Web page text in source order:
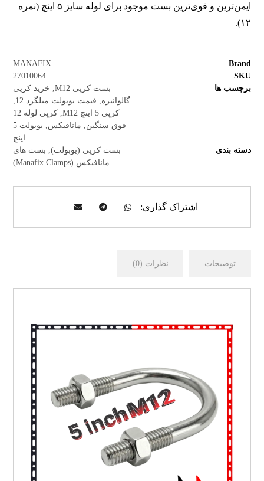
ایمن‌ترین و قوی‌ترین بست موجود برای لوله سایز ۵ اینچ (نمره
۱۲).
Brand
MANAFIX
SKU
27010064
برچسب ها
بست کرپی M12 , خرید کرپی
گالوانیزه
قیمت یوبولت میلگرد 12
کرپی 5 اینچ M12
,
کرپی لوله 12
فوق سنگین
مانافیکس
یوبولت 5
اینچ
دسته بندی
بست کرپی (یوبولت), بست های
مانافیکس (Manafix Clamps)
توضیحات نظرات (0)